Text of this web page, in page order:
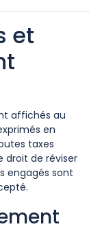
et
affichés au
en
taxes
droit de réviser
engagés sont